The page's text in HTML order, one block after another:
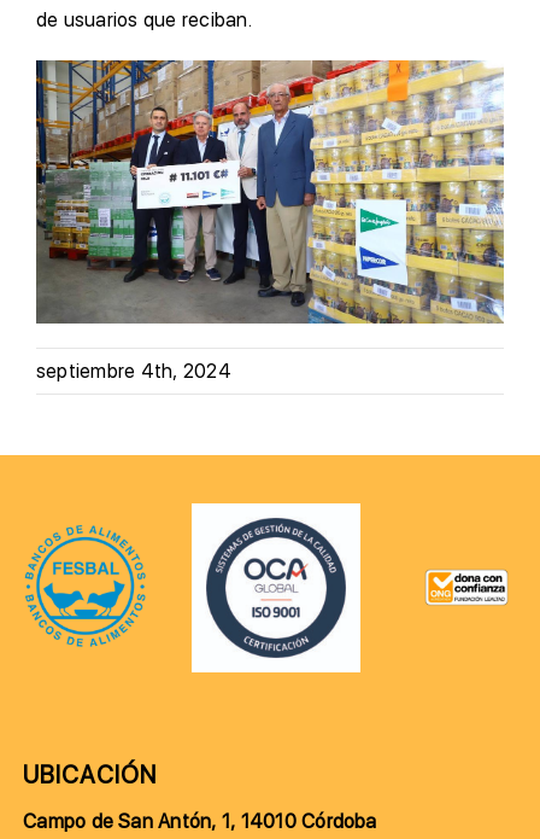
de usuarios que reciban.
septiembre 4th, 2024
UBICACIÓN
Campo de San Antón, 1, 14010 Córdoba